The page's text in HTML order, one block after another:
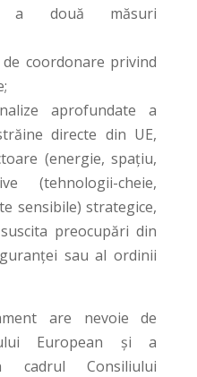
a două măsuri
coordonare privind
aprofundate a
directe din UE,
(energie, spațiu,
(tehnologii-cheie,
sensibile) strategice,
preocupări din
sau al ordinii
are nevoie de
European și a
Consiliului